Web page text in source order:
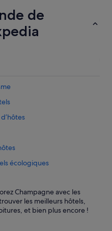
de
écologiques
hôteliers
Champagne avec les
les meilleurs hôtels,
et bien plus encore !